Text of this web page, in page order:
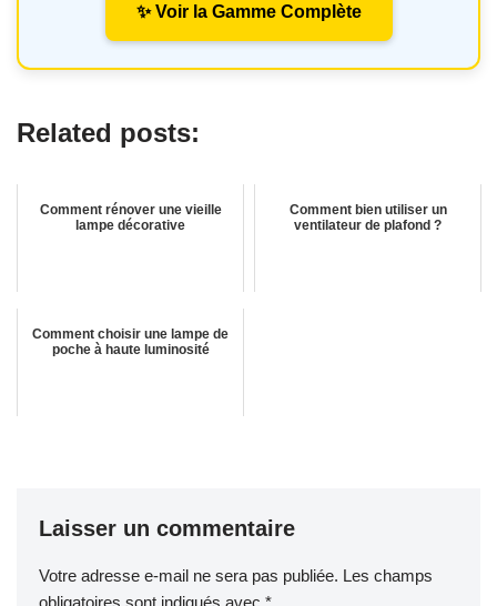
✨ Voir la Gamme Complète
Related posts:
Comment rénover une vieille
lampe décorative
Comment bien utiliser un
ventilateur de plafond ?
Comment choisir une lampe de
poche à haute luminosité
Laisser un commentaire
Votre adresse e-mail ne sera pas publiée. Les champs
obligatoires sont indiqués avec *